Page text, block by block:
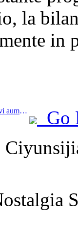
la
in
Prev:Il boom dei consumi turistici estivi aumenta, il mercato del turismo culturale si innova e si aggiorna
Go